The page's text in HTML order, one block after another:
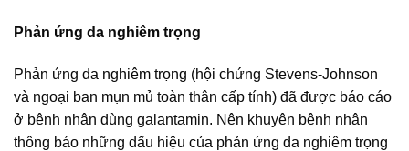
Phản ứng da nghiêm trọng
Phản ứng da nghiêm trọng (hội chứng Stevens-Johnson
và ngoại ban mụn mủ toàn thân cấp tính) đã được báo cáo
ở bệnh nhân dùng galantamin. Nên khuyên bệnh nhân
thông báo những dấu hiệu của phản ứng da nghiêm trọng